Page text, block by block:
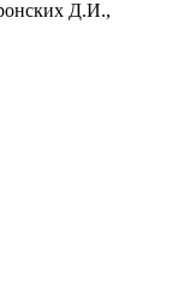
Д.И.,